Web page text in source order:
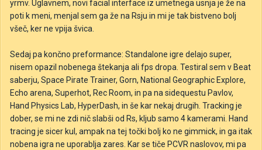
yrmv. Uglavnem, novi facial interface iz umetnega usnja je že na
poti k meni, menjal sem ga že na Rsju in mi je tak bistveno bolj
všeč, ker ne vpija švica.
Sedaj pa končno preformance: Standalone igre delajo super,
nisem opazil nobenega štekanja ali fps dropa. Testiral sem v Beat
saberju, Space Pirate Trainer, Gorn, National Geographic Explore,
Echo arena, Superhot, Rec Room, in pa na sidequestu Pavlov,
Hand Physics Lab, HyperDash, in še kar nekaj drugih. Tracking je
dober, se mi ne zdi nič slabši od Rs, kljub samo 4 kamerami. Hand
tracing je sicer kul, ampak na tej točki bolj ko ne gimmick, in ga itak
nobena igra ne uporablja zares. Kar se tiče PCVR naslovov, mi pa